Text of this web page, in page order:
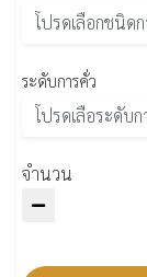
ระดับการคั่ว
จำนวน